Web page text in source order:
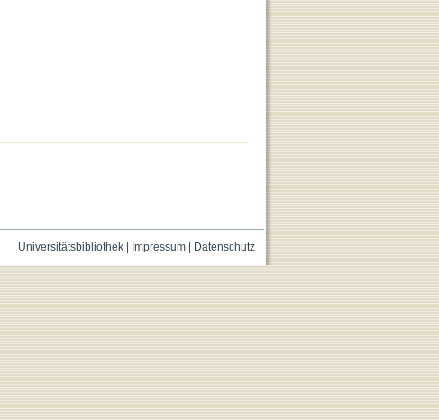
Universitätsbibliothek| Impressum| Datenschutz